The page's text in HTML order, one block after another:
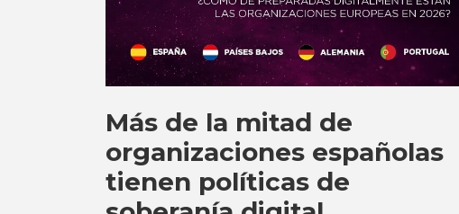
Más de la mitad de
organizaciones españolas
tienen políticas de